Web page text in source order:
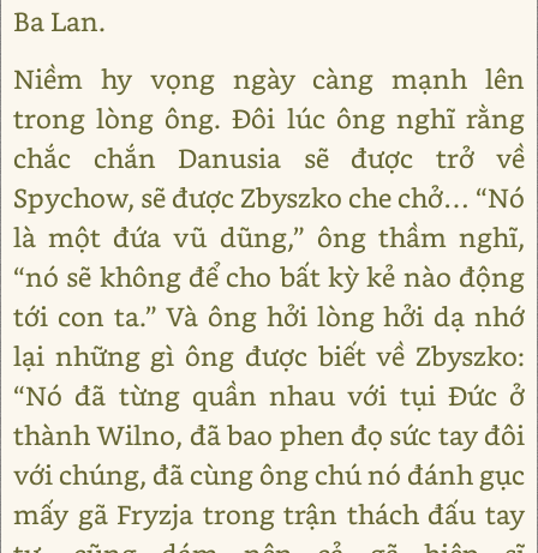
Ba Lan.
Niềm hy vọng ngày càng mạnh lên
trong lòng ông. Đôi lúc ông nghĩ rằng
chắc chắn Danusia sẽ được trở về
Spychow, sẽ được Zbyszko che chở… “Nó
là một đứa vũ dũng,” ông thầm nghĩ,
“nó sẽ không để cho bất kỳ kẻ nào động
tới con ta.” Và ông hởi lòng hởi dạ nhớ
lại những gì ông được biết về Zbyszko:
“Nó đã từng quần nhau với tụi Đức ở
thành Wilno, đã bao phen đọ sức tay đôi
với chúng, đã cùng ông chú nó đánh gục
mấy gã Fryzja trong trận thách đấu tay